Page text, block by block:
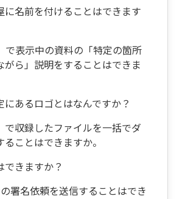
に名前を付けることはできます
で表示中の資料の「特定の箇所
がら」説明をすることはできま
にあるロゴとはなんですか？
で収録したファイルを一括でダ
ることはできますか。
できますか？
署名依頼を送信することはでき